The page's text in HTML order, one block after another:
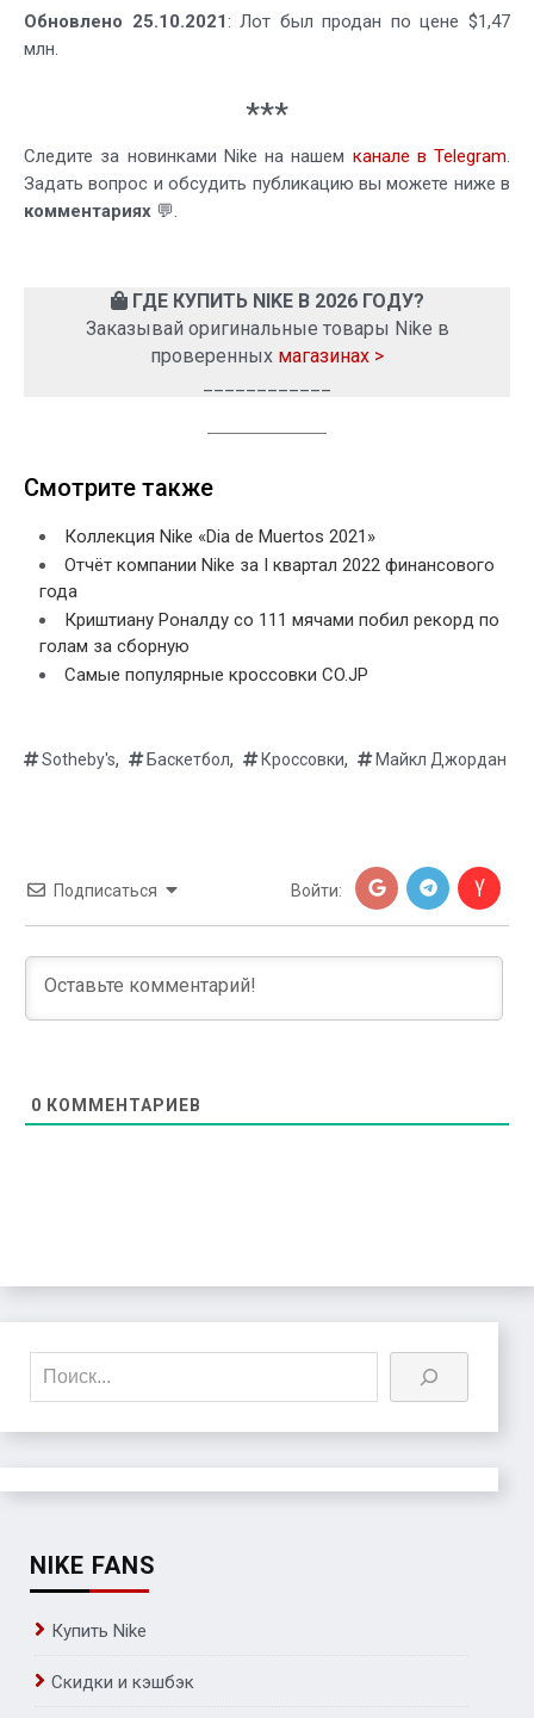
Обновлено 25.10.2021: Лот был продан по цене $1,47
млн.
***
Следите за новинками Nike на нашем канале в Telegram.
Задать вопрос и обсудить публикацию вы можете ниже в
комментариях 💬.
ГДЕ КУПИТЬ NIKE В 2026 ГОДУ?
Заказывай оригинальные товары Nike в
проверенных магазинах >
Смотрите также
Коллекция Nike «Dia de Muertos 2021»
Отчёт компании Nike за I квартал 2022 финансового
года
Криштиану Роналду со 111 мячами побил рекорд по
голам за сборную
Самые популярные кроссовки CO.JP
Sotheby's, Баскетбол, Кроссовки, Майкл Джордан
Подписаться Войти:
0 КОММЕНТАРИЕВ
Поиск
NIKE FANS
Купить Nike
Скидки и кэшбэк